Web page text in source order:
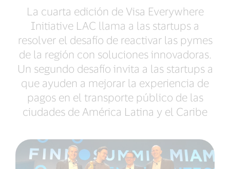
La cuarta edición de Visa Everywhere
Initiative LAC llama a las startups a
resolver el desafío de reactivar las pymes
de la región con soluciones innovadoras.
Un segundo desafío invita a las startups a
que ayuden a mejorar la experiencia de
pagos en el transporte público de las
ciudades de América Latina y el Caribe